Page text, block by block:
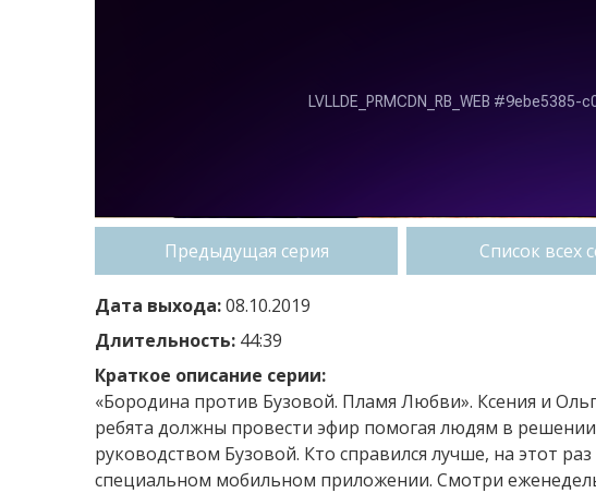
Предыдущая серия Список всех
Дата выхода:08.10.2019
Длительность: 44:39
Краткое описание серии:
«Бородина против Бузовой. Пламя Любви». Ксения и
ребята должны провести эфир помогая людям в
руководством Бузовой. Кто справился лучше, на этот
специальном мобильном приложении. Смотри